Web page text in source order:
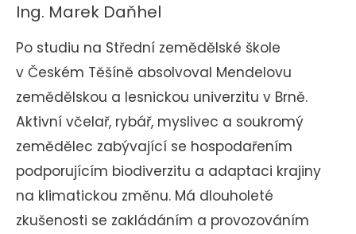
Ing. Marek Daňhel
Po studiu na Střední zemědělské škole
v Českém Těšíně absolvoval Mendelovu
zemědělskou a lesnickou univerzitu v Brně.
Aktivní včelař, rybář, myslivec a soukromý
zemědělec zabývající se hospodařením
podporujícím biodiverzitu a adaptaci krajiny
na klimatickou změnu. Má dlouholeté
zkušenosti se zakládáním a provozováním